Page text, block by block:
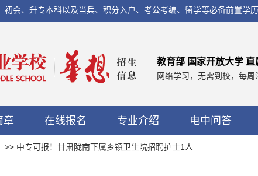
初会、升专本科以及当兵、积分入户、考公考编、留学等必备前置
教育部 国家开放大学
网络学习，无需到校，每周
章 在线报名 专业介绍 电中问答
>> 中专可报！甘肃陇南下属乡镇卫生院招聘护士1人